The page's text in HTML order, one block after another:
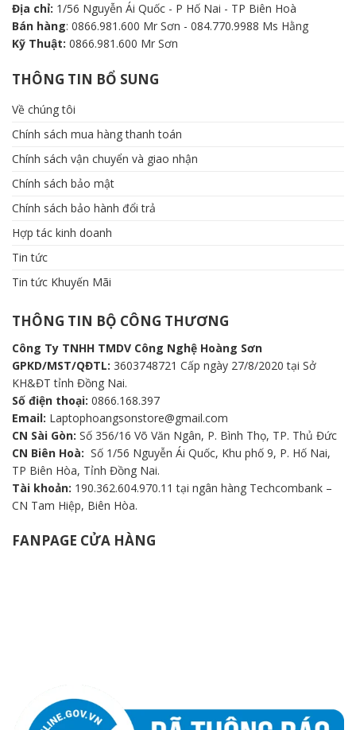
Địa chỉ: 1/56 Nguyễn Ái Quốc - P Hố Nai - TP Biên Hoà
Bán hàng: 0866.981.600 Mr Sơn - 084.770.9988 Ms Hằng
Kỹ Thuật: 0866.981.600 Mr Sơn
THÔNG TIN BỔ SUNG
Về chúng tôi
Chính sách mua hàng thanh toán
Chính sách vận chuyển và giao nhận
Chính sách bảo mật
Chính sách bảo hành đổi trả
Hợp tác kinh doanh
Tin tức
Tin tức Khuyến Mãi
THÔNG TIN BỘ CÔNG THƯƠNG
Công Ty TNHH TMDV Công Nghệ Hoàng Sơn
GPKD/MST/QĐTL: 3603748721 Cấp ngày 27/8/2020 tại Sở
KH&ĐT tỉnh Đồng Nai.
Số điện thoại: 0866.168.397
Email: Laptophoangsonstore@gmail.com
CN Sài Gòn: Số 356/16 Võ Văn Ngân, P. Bình Thọ, TP. Thủ Đức
CN Biên Hoà: Số 1/56 Nguyễn Ái Quốc, Khu phố 9, P. Hố Nai,
TP Biên Hòa, Tỉnh Đồng Nai.
Tài khoản: 190.362.604.970.11 tại ngân hàng Techcombank –
CN Tam Hiệp, Biên Hòa.
FANPAGE CỬA HÀNG